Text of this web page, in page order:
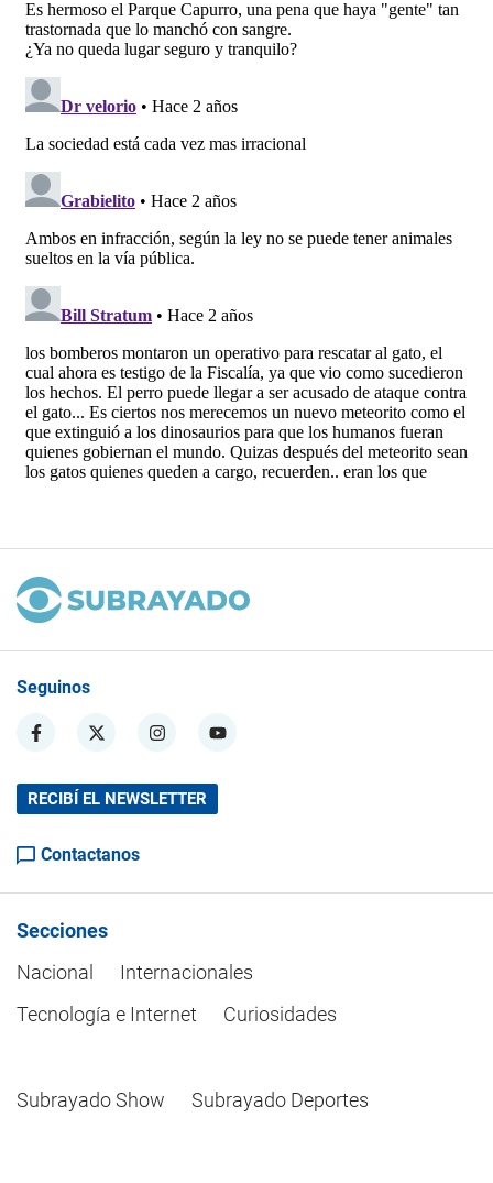
Seguinos
RECIBÍ EL NEWSLETTER
Contactanos
Secciones
Nacional
Internacionales
Tecnología e Internet
Curiosidades
Subrayado Show Subrayado Deportes